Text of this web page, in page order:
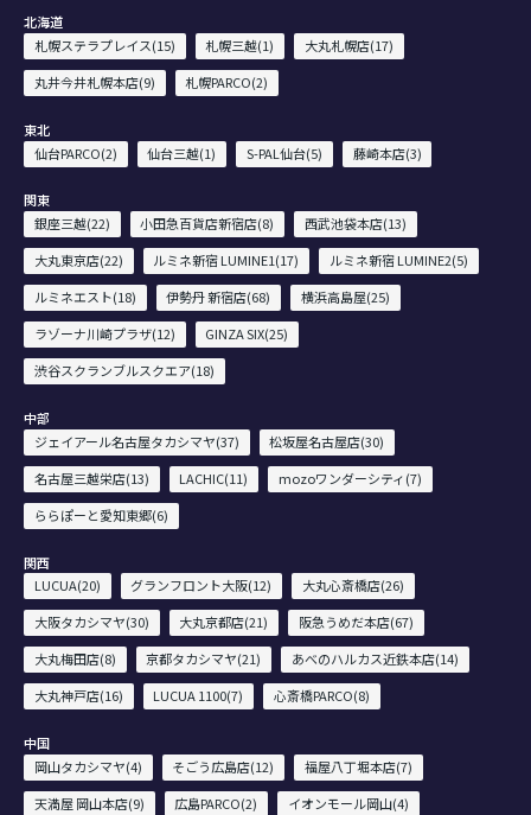
北海道
札幌ステラプレイス(15)
札幌三越(1)
大丸札幌店(17)
丸井今井札幌本店(9)
札幌PARCO(2)
東北
仙台PARCO(2)
仙台三越(1) S-PAL仙台(5) 藤崎本店(3)
関東
銀座三越(22)
小田急百貨店新宿店(8)
西武池袋本店(13)
大丸東京店(22)
ルミネ新宿 LUMINE1(17)
ルミネ新宿 LUMINE2(5)
ルミネエスト(18)
伊勢丹 新宿店(68)
横浜高島屋(25)
ラゾーナ川崎プラザ(12)
GINZA SIX(25)
渋谷スクランブルスクエア(18)
中部
ジェイアール名古屋タカシマヤ(37)
松坂屋名古屋店(30)
名古屋三越栄店(13)
LACHIC(11)
mozoワンダーシティ(7)
ららぽーと愛知東郷(6)
関西
LUCUA(20)
グランフロント大阪(12)
大丸心斎橋店(26)
大阪タカシマヤ(30)
大丸京都店(21)
阪急うめだ本店(67)
大丸梅田店(8)
京都タカシマヤ(21)
あべのハルカス近鉄本店(14)
大丸神戸店(16)
LUCUA 1100(7) 心斎橋PARCO(8)
中国
岡山タカシマヤ(4)
そごう広島店(12)
福屋八丁堀本店(7)
天満屋 岡山本店(9)
広島PARCO(2)
イオンモール岡山(4)